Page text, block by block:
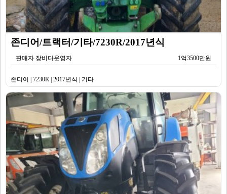
존디어/트랙터/기타/7230R/2017년식
판매자 장비다운영자 1억3500만원
존디어 | 7230R | 2017년식 | 기타